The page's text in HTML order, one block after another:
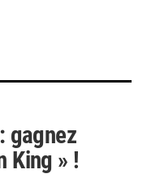
gagnez
King » !